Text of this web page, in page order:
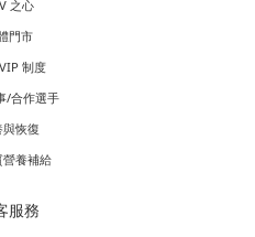
之心
門市
制度
/合作選手
與恢復
營養補給
服務